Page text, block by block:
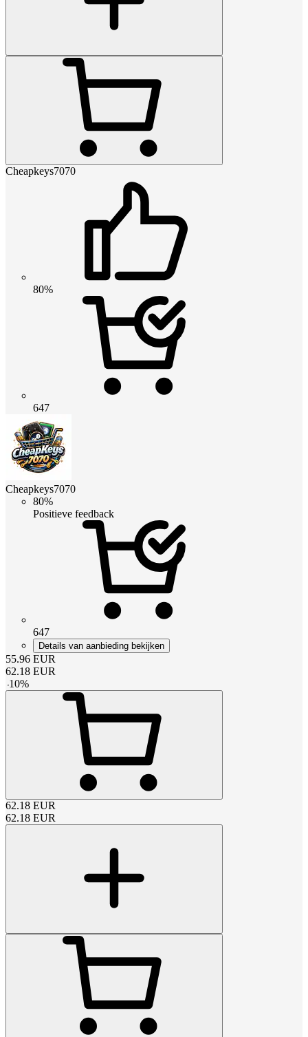
Cheapkeys7070
80%
647
Cheapkeys7070
80%
Positieve feedback
647
Details van aanbieding bekijken
55.96 EUR
62.18 EUR
-10%
62.18 EUR
62.18 EUR